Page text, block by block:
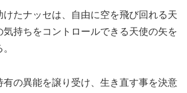
けたナッセは、自由に空を飛び回れる天
気持ちをコントロールできる天使の矢を
有の異能を譲り受け、生き直す事を決意